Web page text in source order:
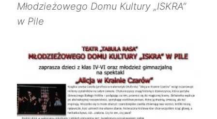
Młodzieżowego Domu Kultury „ISKRA”
w Pile